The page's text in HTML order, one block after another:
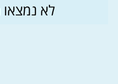
לא נמצאו